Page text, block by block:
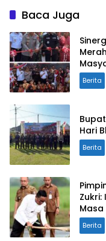
Baca Juga
Berita
Hari
Berita
Berita